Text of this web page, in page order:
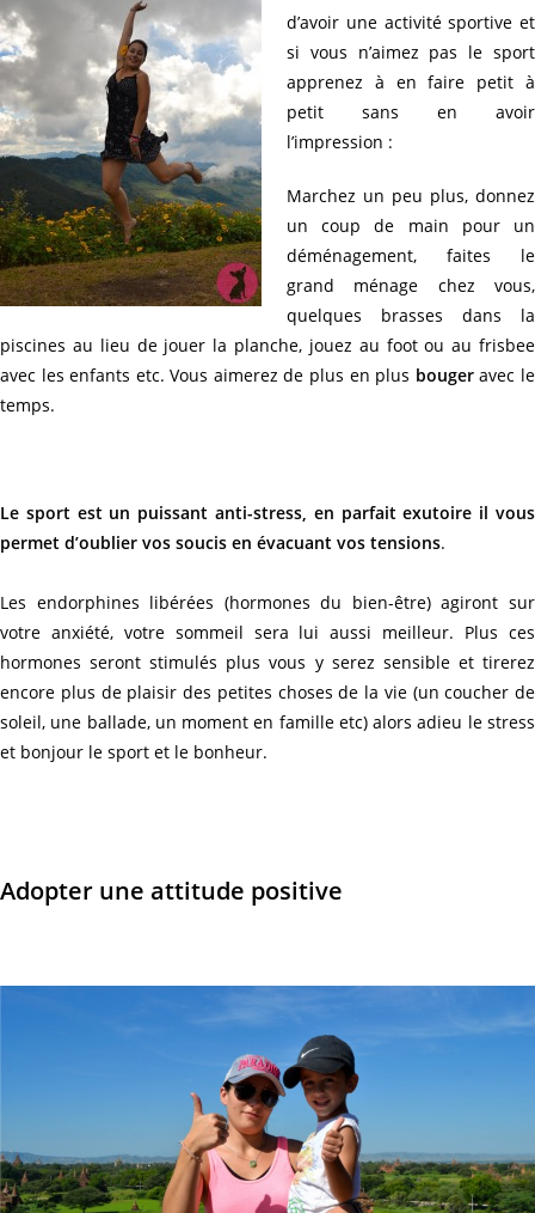
d’avoir une activité sportive et
si vous n’aimez pas le sport
apprenez à en faire petit à
petit sans en avoir
l’impression :
Marchez un peu plus, donnez
un coup de main pour un
déménagement, faites le
grand ménage chez vous,
quelques brasses dans la
piscines au lieu de jouer la planche, jouez au foot ou au frisbee
avec les enfants etc. Vous aimerez de plus en plus bougeravec le
temps.
Le sport est un puissant anti-stress, en parfait exutoire il vous
permet d’oublier vos soucis en évacuant vos tensions.
Les endorphines libérées (hormones du bien-être) agiront sur
votre anxiété, votre sommeil sera lui aussi meilleur. Plus ces
hormones seront stimulés plus vous y serez sensible et tirerez
encore plus de plaisir des petites choses de la vie (un coucher de
soleil, une ballade, un moment en famille etc) alors adieu le stress
et bonjour le sport et le bonheur.
Adopter une attitude positive